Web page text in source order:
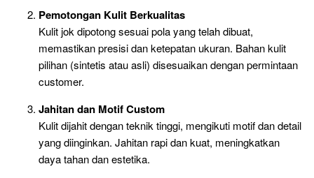
Pemotongan Kulit Berkualitas
Kulit jok dipotong sesuai pola yang telah dibuat,
memastikan presisi dan ketepatan ukuran. Bahan kulit
pilihan (sintetis atau asli) disesuaikan dengan permintaan
customer.
Jahitan dan Motif Custom
Kulit dijahit dengan teknik tinggi, mengikuti motif dan detail
yang diinginkan. Jahitan rapi dan kuat, meningkatkan
daya tahan dan estetika.